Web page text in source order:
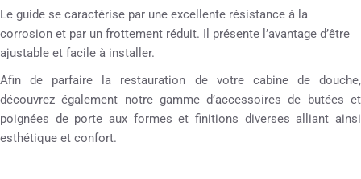
Le guide se caractérise par une excellente résistance à la
corrosion et par un frottement réduit. Il présente l’avantage d’être
ajustable et facile à installer.
Afin de parfaire la restauration de votre cabine de douche,
découvrez également notre gamme d’accessoires de butées et
poignées de porte aux formes et finitions diverses alliant ainsi
esthétique et confort.